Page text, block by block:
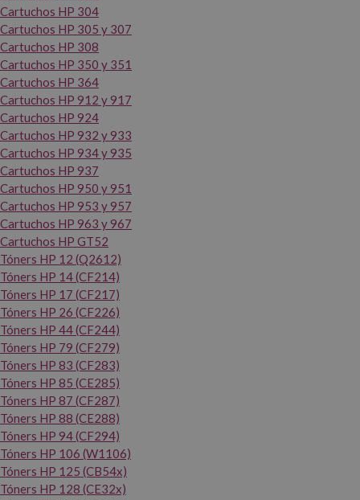
Cartuchos HP 304
Cartuchos HP 305 y 307
Cartuchos HP 308
Cartuchos HP 350 y 351
Cartuchos HP 364
Cartuchos HP 912 y 917
Cartuchos HP 924
Cartuchos HP 932 y 933
Cartuchos HP 934 y 935
Cartuchos HP 937
Cartuchos HP 950 y 951
Cartuchos HP 953 y 957
Cartuchos HP 963 y 967
Cartuchos HP GT52
Tóners HP 12 (Q2612)
Tóners HP 14 (CF214)
Tóners HP 17 (CF217)
Tóners HP 26 (CF226)
Tóners HP 44 (CF244)
Tóners HP 79 (CF279)
Tóners HP 83 (CF283)
Tóners HP 85 (CE285)
Tóners HP 87 (CF287)
Tóners HP 88 (CE288)
Tóners HP 94 (CF294)
Tóners HP 106 (W1106)
Tóners HP 125 (CB54x)
Tóners HP 128 (CE32x)